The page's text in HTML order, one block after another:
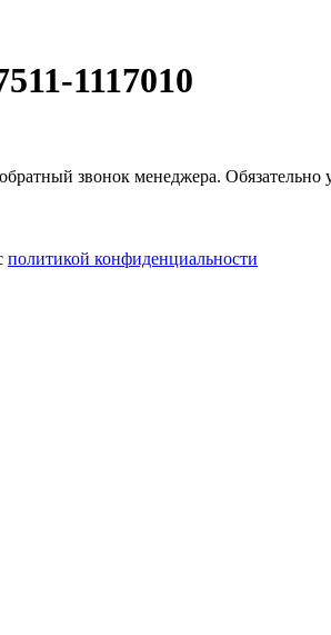
1117010
обратный звонок менеджера.
политикой конфиденциальности